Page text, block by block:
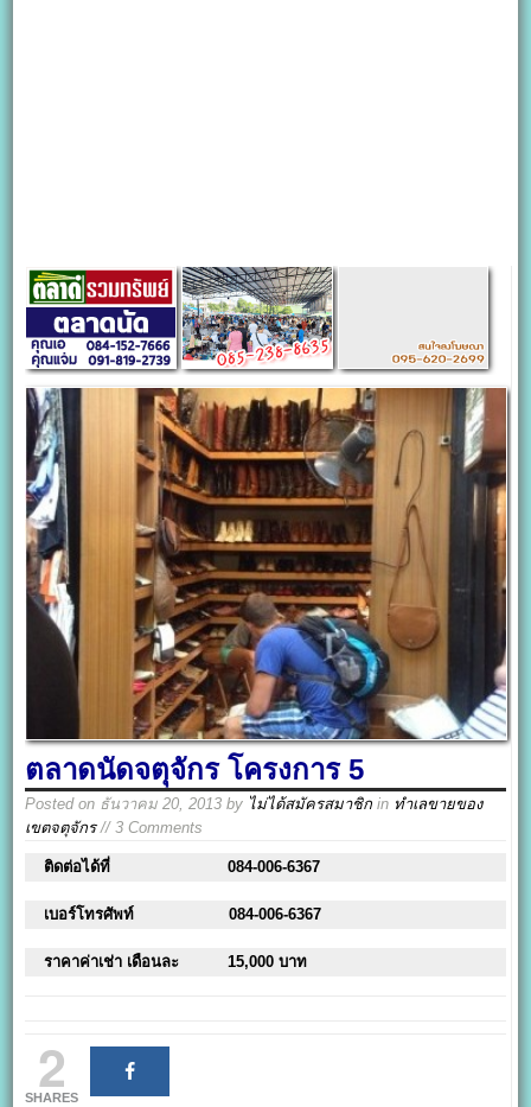
ตลาดนัดจตุจักร โครงการ 5
Posted on ธันวาคม 20, 2013 by ไม่ได้สมัครสมาชิก in ทำเลขายของ
เขตจตุจักร// 3 Comments
ติดต่อได้ที่ 084-006-6367
เบอร์โทรศัพท์ 084-006-6367
ราคาค่าเช่า เดือนละ 15,000 บาท
2
SHARES